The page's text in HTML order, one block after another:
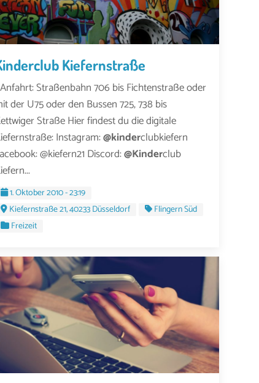
Kiefernstraße
Straßenbahn 706 bis Fichtenstraße oder
der U75 oder den Bussen 725, 738 bis
Straße Hier findest du die digitale
Instagram:@kinderclubkiefern
@kiefern21 Discord:@Kinderclub
1. Oktober 2010 - 23:19
Kiefernstraße 21, 40233 Düsseldorf
Flingern Süd
Freizeit